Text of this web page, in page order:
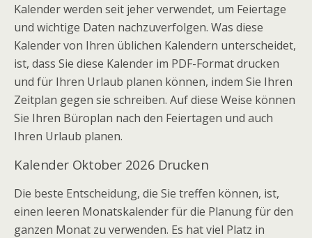
Kalender werden seit jeher verwendet, um Feiertage
und wichtige Daten nachzuverfolgen. Was diese
Kalender von Ihren üblichen Kalendern unterscheidet,
ist, dass Sie diese Kalender im PDF-Format drucken
und für Ihren Urlaub planen können, indem Sie Ihren
Zeitplan gegen sie schreiben. Auf diese Weise können
Sie Ihren Büroplan nach den Feiertagen und auch
Ihren Urlaub planen.
Kalender Oktober 2026 Drucken
Die beste Entscheidung, die Sie treffen können, ist,
einen leeren Monatskalender für die Planung für den
ganzen Monat zu verwenden. Es hat viel Platz in